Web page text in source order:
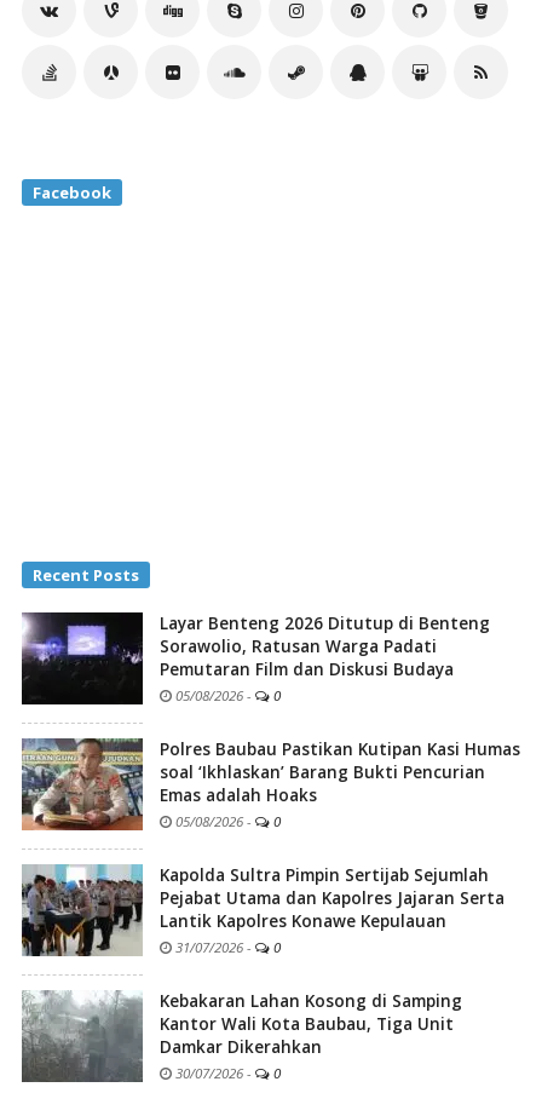
Facebook
Recent Posts
Layar Benteng 2026 Ditutup di Benteng
Sorawolio, Ratusan Warga Padati
Pemutaran Film dan Diskusi Budaya
05/08/2026 - 0
Polres Baubau Pastikan Kutipan Kasi Humas
soal ‘Ikhlaskan’ Barang Bukti Pencurian
Emas adalah Hoaks
05/08/2026 - 0
Kapolda Sultra Pimpin Sertijab Sejumlah
Pejabat Utama dan Kapolres Jajaran Serta
Lantik Kapolres Konawe Kepulauan
31/07/2026 - 0
Kebakaran Lahan Kosong di Samping
Kantor Wali Kota Baubau, Tiga Unit
Damkar Dikerahkan
30/07/2026 - 0